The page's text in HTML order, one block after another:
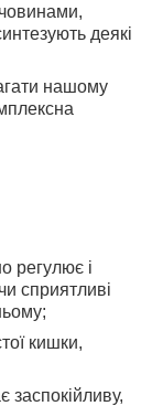
деякі
нашому
регулює і
сприятливі
кишки,
заспокійливу,